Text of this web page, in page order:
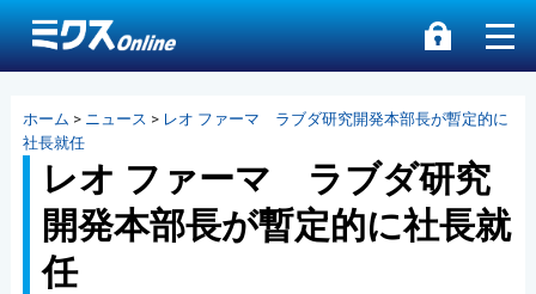
ホーム > ニュース > レオ ファーマ ラブダ研究開発本部長が暫定的に
社長就任
レオ ファーマ ラブダ研究
開発本部長が暫定的に社長就
任